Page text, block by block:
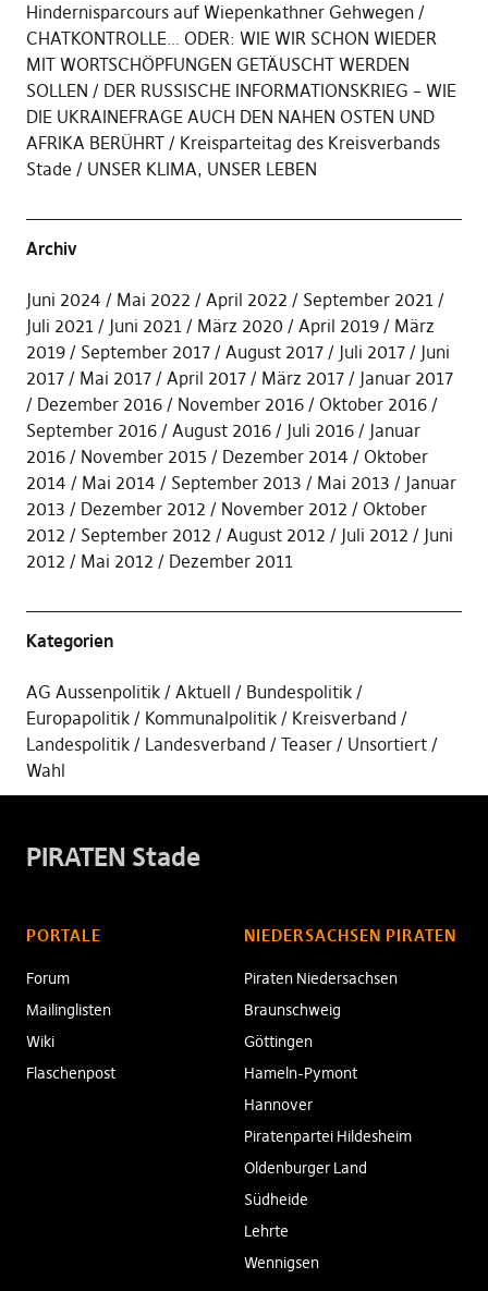
Hindernisparcours auf Wiepenkathner Gehwegen
CHATKONTROLLE… ODER: WIE WIR SCHON WIEDER
MIT WORTSCHÖPFUNGEN GETÄUSCHT WERDEN
SOLLEN
DER RUSSISCHE INFORMATIONSKRIEG – WIE
DIE UKRAINEFRAGE AUCH DEN NAHEN OSTEN UND
AFRIKA BERÜHRT
Kreisparteitag des Kreisverbands
Stade
UNSER KLIMA, UNSER LEBEN
Archiv
Juni 2024 Mai 2022 April 2022
September 2021
Juli 2021
Juni 2021 März 2020 April 2019
März
2019
September 2017 August 2017 Juli 2017
Juni
2017
Mai 2017 April 2017 März 2017
Januar 2017
Dezember 2016
November 2016
Oktober 2016
September 2016
August 2016 Juli 2016
Januar
2016
November 2015 Dezember 2014
Oktober
2014
Mai 2014 September 2013 Mai 2013
Januar
2013
Dezember 2012 November 2012
Oktober
2012
September 2012 August 2012 Juli 2012
Juni
2012
Mai 2012 Dezember 2011
Kategorien
AG Aussenpolitik Aktuell
Bundespolitik
Europapolitik
Kommunalpolitik
Kreisverband
Landespolitik
Landesverband Teaser
Unsortiert
Wahl
PIRATEN Stade
PORTALE
Forum
Mailinglisten
Wiki
Flaschenpost
NIEDERSACHSEN PIRATEN
Piraten Niedersachsen
Braunschweig
Göttingen
Hameln-Pymont
Hannover
Piratenpartei Hildesheim
Oldenburger Land
Südheide
Lehrte
Wennigsen